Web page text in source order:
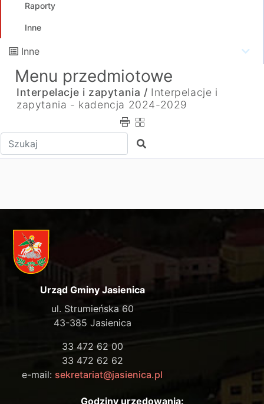
Raporty
Inne
Inne
Menu przedmiotowe
Interpelacje i zapytania / Interpelacje i
zapytania - kadencja 2024-2029
Wpisz tekst do wyszukania Szukaj
Urząd Gminy Jasienica
ul. Strumieńska 60
43-385 Jasienica
33 472 62 00
33 472 62 62
e-mail: sekretariat@jasienica.pl
Godziny urzędowania: